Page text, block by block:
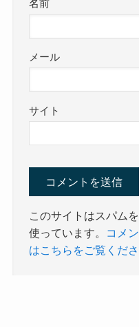
名前
メール
サイト
このサイトはスパム
使っています。
コメ
はこちらをご覧くだ